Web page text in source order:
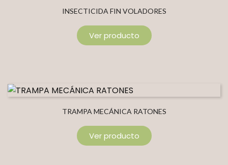
INSECTICIDA FIN VOLADORES
Ver producto
TRAMPA MECÁNICA RATONES
Ver producto